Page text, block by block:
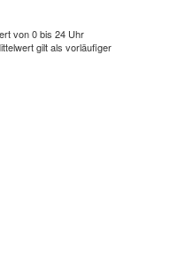
von 0 bis 24 Uhr
gilt als vorläufiger